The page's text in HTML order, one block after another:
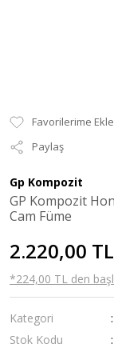
Paylaş
Gp Kompozit
GP Kompozit
Cam Füme
2.220,00 TL
*224,00 TL den
Kategori
Stok Kodu